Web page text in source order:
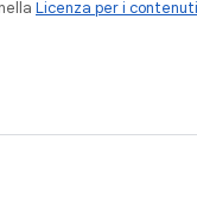
Licenza per i contenuti